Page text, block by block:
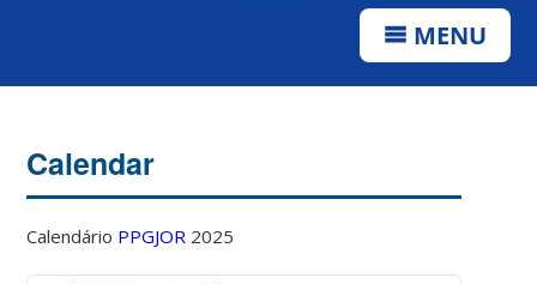
MENU
Calendar
Calendário PPGJOR 2025
04:00
05:00